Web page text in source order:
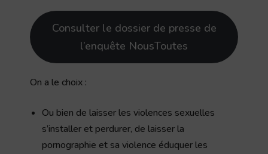
Consulter le dossier de presse de
l’enquête NousToutes
On a le choix :
Ou bien de laisser les violences sexuelles
s’installer et perdurer, de laisser la
pornographie et sa violence éduquer les